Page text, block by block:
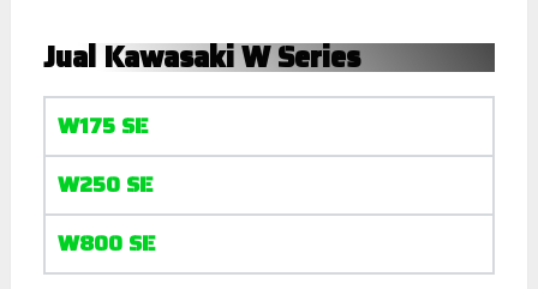
Jual Kawasaki W Series
W175 SE
W250 SE
W800 SE